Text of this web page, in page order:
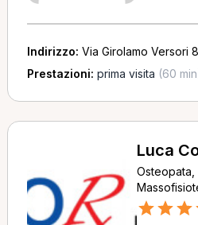
Indirizzo: Via Girolamo Versori
Prestazioni: prima visita (60
Luca
Osteopata,